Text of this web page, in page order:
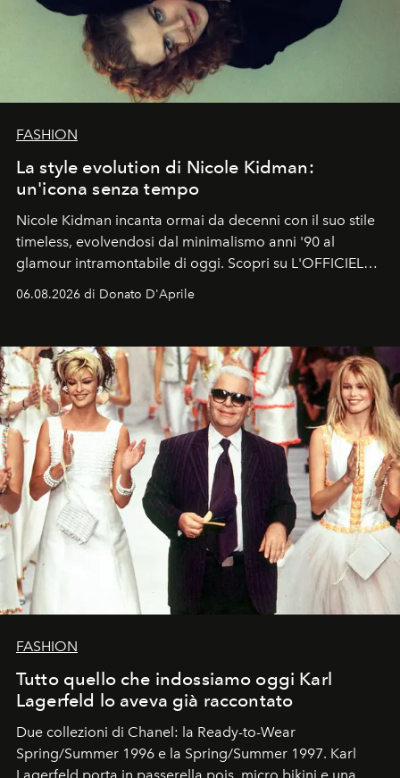
FASHION
La style evolution di Nicole Kidman:
un'icona senza tempo
Nicole Kidman incanta ormai da decenni con il suo stile
timeless, evolvendosi dal minimalismo anni '90 al
glamour intramontabile di oggi. Scopri su L'OFFICIEL
Italia la sua style evolution.
06.08.2026 di Donato D'Aprile
FASHION
Tutto quello che indossiamo oggi Karl
Lagerfeld lo aveva già raccontato
Due collezioni di Chanel: la Ready-to-Wear
Spring/Summer 1996 e la Spring/Summer 1997. Karl